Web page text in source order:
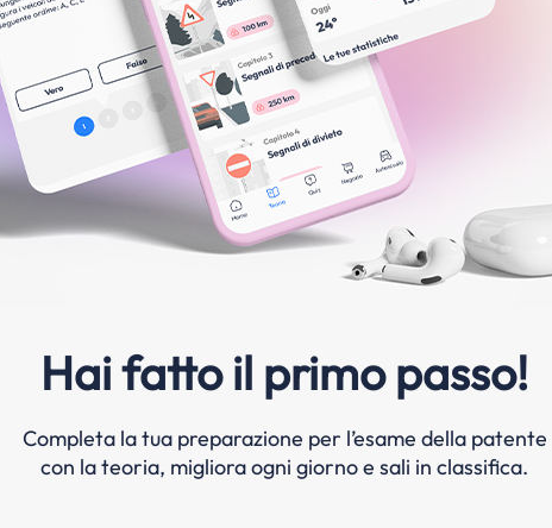
Hai fatto il primo passo!
Completa la tua preparazione per l’esame della patente
con la teoria, migliora ogni giorno e sali in classifica.